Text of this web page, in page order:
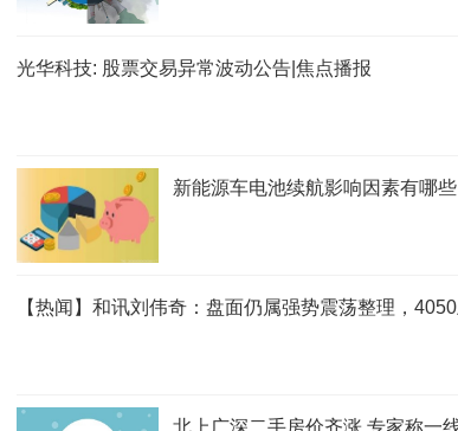
光华科技: 股票交易异常波动公告|焦点播报
新能源车电池续航影响因素有哪
【热闻】和讯刘伟奇：盘面仍属强势震荡整理，
北上广深二手房价齐涨 专家称一